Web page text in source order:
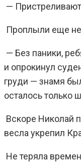
—
Проплыли еще
— Без паники,
и опрокинул
груди — знамя
осталось только
Вскоре Николай
весла укрепил
Не теряла